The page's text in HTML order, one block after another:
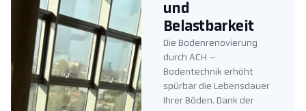
und
Belastbarkeit
Die Bodenrenovierung
durch ACH –
Bodentechnik erhöht
spürbar die Lebensdauer
Ihrer Böden. Dank der